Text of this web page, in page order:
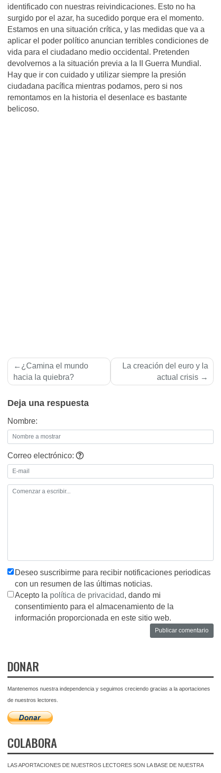
identificado con nuestras reivindicaciones. Esto no ha
surgido por el azar, ha sucedido porque era el momento.
Estamos en una situación crí­tica, y las medidas que va a
aplicar el poder polí­tico anuncian terribles condiciones de
vida para el ciudadano medio occidental. Pretenden
devolvernos a la situación previa a la II Guerra Mundial.
Hay que ir con cuidado y utilizar siempre la presión
ciudadana pací­fica mientras podamos, pero si nos
remontamos en la historia el desenlace es bastante
belicoso.
Navegación
de
¿Camina el mundo
hacia la quiebra?
La creación del euro y la
actual crisis
Deja una respuesta
Nombre:
Correo electrónico:
Deseo suscribirme para recibir notificaciones periodicas
con un resumen de las últimas noticias.
Acepto la política de privacidad, dando mi
consentimiento para el almacenamiento de la
información proporcionada en este sitio web.
DONAR
Mantenemos nuestra independencia y seguimos creciendo gracias a la aportaciones
de nuestros lectores.
COLABORA
LAS APORTACIONES DE NUESTROS LECTORES SON LA BASE DE NUESTRA